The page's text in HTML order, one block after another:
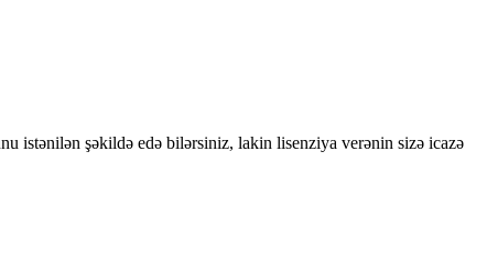
istənilən şəkildə edə bilərsiniz, lakin lisenziya verənin sizə icazə